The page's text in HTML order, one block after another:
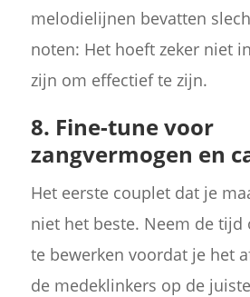
melodielijnen bevatten
noten: Het hoeft zeker niet
zijn om effectief te zijn.
8. Fine-tune voor
zangvermogen en
Het eerste couplet dat je
niet het beste. Neem de
te bewerken voordat je het
de medeklinkers op de